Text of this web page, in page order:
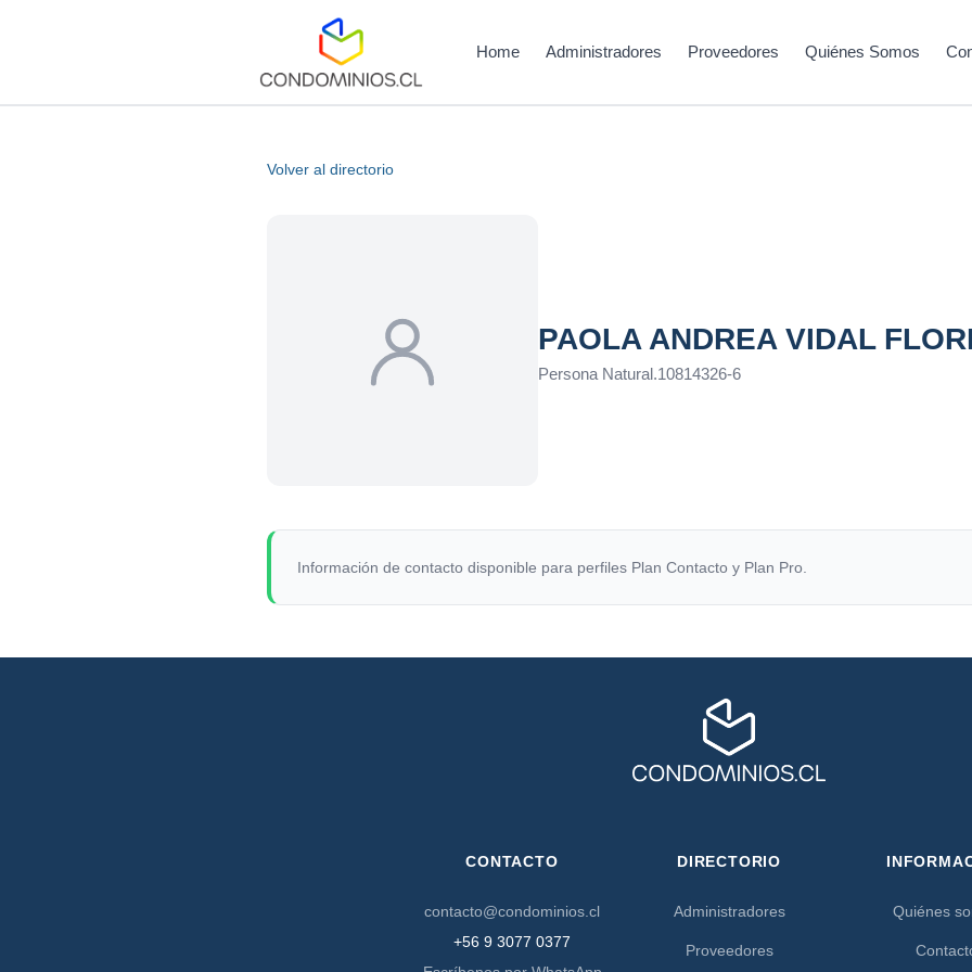
Home Administradores Proveedores Quiénes Somos
Volver al directorio
PAOLA ANDREA VIDAL
Persona Natural.10814326-6
Información de contacto disponible para perfiles Plan Contacto y Plan Pro.
CONTACTO
contacto@condominios.cl
+56 9 3077 0377
DIRECTORIO
Administradores
Proveedores
Quiénes